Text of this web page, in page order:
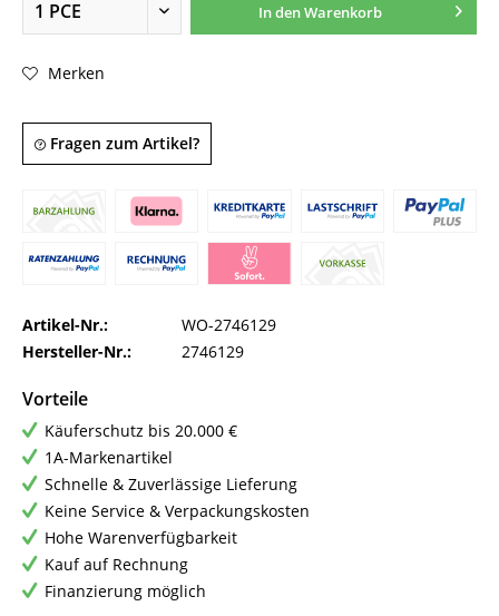
In denWarenkorb
Merken
Fragen zum Artikel?
Artikel-Nr.:
WO-2746129
Hersteller-Nr.:
2746129
Vorteile
Käuferschutz bis 20.000 €
1A-Markenartikel
Schnelle & Zuverlässige Lieferung
Keine Service & Verpackungskosten
Hohe Warenverfügbarkeit
Kauf auf Rechnung
Finanzierung möglich